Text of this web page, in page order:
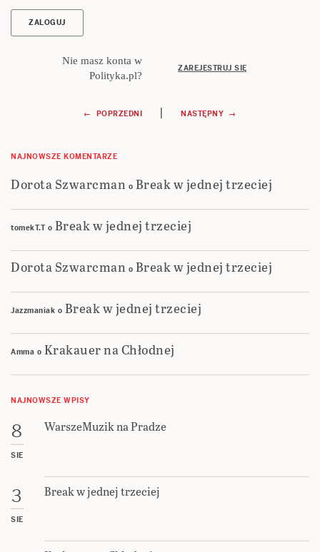
Nie masz konta w
Polityka.pl?
ZAREJESTRUJ SIĘ
Nawigacja
wpisu
← POPRZEDNI | NASTĘPNY →
NAJNOWSZE KOMENTARZE
Dorota Szwarcman o Break w jednej trzeciej
tomekT.To Break w jednej trzeciej
Dorota Szwarcman o Break w jednej trzeciej
Jazzmaniak o Break w jednej trzeciej
Amma o Krakauer na Chłodnej
NAJNOWSZE WPISY
8
SIE
WarszeMuzik na Pradze
3
SIE
Break w jednej trzeciej